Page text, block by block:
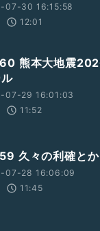
07-30 16:15:58
12:01
熊本大地震
07-29 16:01:03
11:52
久々の利確とか
07-28 16:06:09
11:45